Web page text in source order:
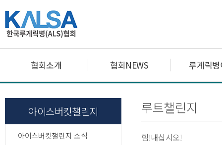
협회소개 협회NEWS 루게릭
아이스버킷챌린지
아이스버킷챌린지 소식
루트챌린지
힘!내십시오!